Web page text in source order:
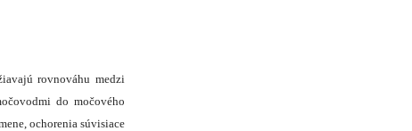
rovnováhu medzi
do močového
ochorenia súvisiace